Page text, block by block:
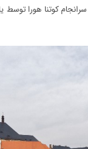
کوتنا هورا